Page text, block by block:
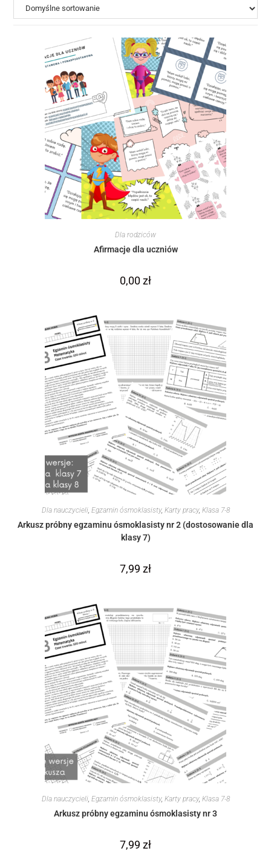
Dla rodziców
Afirmacje dla uczniów
0,00zł
Dla nauczycieli, Egzamin ósmoklasisty, Karty pracy, Klasa 7-8
Arkusz próbny egzaminu ósmoklasisty nr 2 (dostosowanie dla
klasy 7)
7,99 zł
Dla nauczycieli, Egzamin ósmoklasisty, Karty pracy, Klasa 7-8
Arkusz próbny egzaminu ósmoklasisty nr 3
7,99 zł